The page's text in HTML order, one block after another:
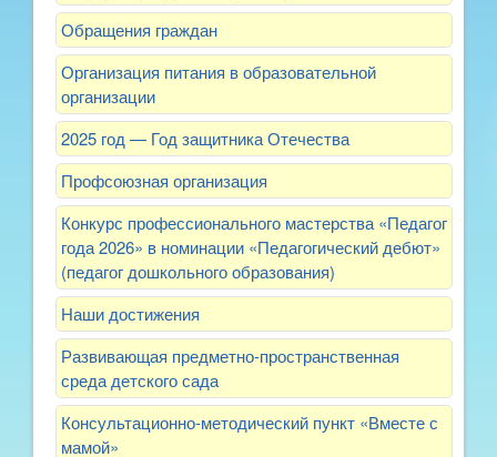
Обращения граждан
Организация питания в образовательной
организации
2025 год — Год защитника Отечества
Профсоюзная организация
Конкурс профессионального мастерства «Педагог
года 2026» в номинации «Педагогический дебют»
(педагог дошкольного образования)
Наши достижения
Развивающая предметно-пространственная
среда детского сада
Консультационно-методический пункт «Вместе с
мамой»